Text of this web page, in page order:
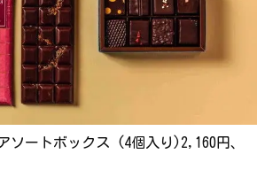
ソートボックス (4個入り)2,160円、